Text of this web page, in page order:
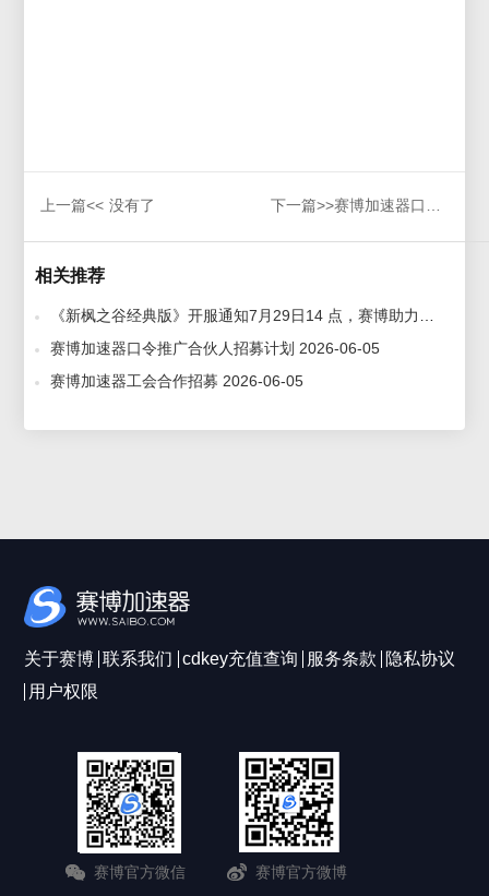
上一篇<< 没有了 下一篇>>赛博加速器口令推广合伙人招募计划
相关推荐
赛博加速器口令推广合伙人招募计划 2026-06-05
赛博加速器工会合作招募 2026-06-05
关于赛博 联系我们 cdkey充值查询 服务条款
隐私协议
用户权限
赛博官方微信 赛博官方微博